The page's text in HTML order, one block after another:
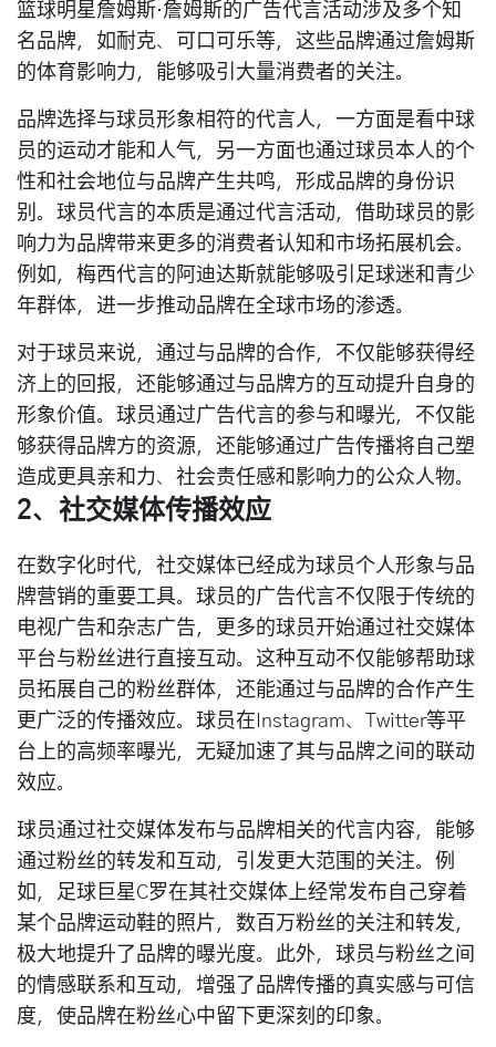
篮球明星詹姆斯·詹姆斯的广告代言活动涉及多个知
名品牌，如耐克、可口可乐等，这些品牌通过詹姆斯
的体育影响力，能够吸引大量消费者的关注。
品牌选择与球员形象相符的代言人，一方面是看中球
员的运动才能和人气，另一方面也通过球员本人的个
性和社会地位与品牌产生共鸣，形成品牌的身份识
别。球员代言的本质是通过代言活动，借助球员的影
响力为品牌带来更多的消费者认知和市场拓展机会。
例如，梅西代言的阿迪达斯就能够吸引足球迷和青少
年群体，进一步推动品牌在全球市场的渗透。
对于球员来说，通过与品牌的合作，不仅能够获得经
济上的回报，还能够通过与品牌方的互动提升自身的
形象价值。球员通过广告代言的参与和曝光，不仅能
够获得品牌方的资源，还能够通过广告传播将自己塑
造成更具亲和力、社会责任感和影响力的公众人物。
2、社交媒体传播效应
在数字化时代，社交媒体已经成为球员个人形象与品
牌营销的重要工具。球员的广告代言不仅限于传统的
电视广告和杂志广告，更多的球员开始通过社交媒体
平台与粉丝进行直接互动。这种互动不仅能够帮助球
员拓展自己的粉丝群体，还能通过与品牌的合作产生
更广泛的传播效应。球员在Instagram、Twitter等平
台上的高频率曝光，无疑加速了其与品牌之间的联动
效应。
球员通过社交媒体发布与品牌相关的代言内容，能够
通过粉丝的转发和互动，引发更大范围的关注。例
如，足球巨星C罗在其社交媒体上经常发布自己穿着
某个品牌运动鞋的照片，数百万粉丝的关注和转发，
极大地提升了品牌的曝光度。此外，球员与粉丝之间
的情感联系和互动，增强了品牌传播的真实感与可信
度，使品牌在粉丝心中留下更深刻的印象。